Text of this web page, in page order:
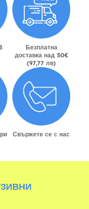
Безплатна
доставка над 50€
(97,77 лв)
Свържете се с нас